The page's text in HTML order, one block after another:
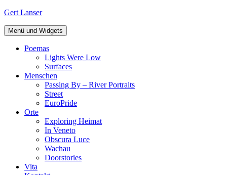
Zum
springen
Gert Lanser
Menü und Widgets
Poemas
Lights Were Low
Surfaces
Menschen
Passing By – River Portraits
Street
EuroPride
Orte
Exploring Heimat
In Veneto
Obscura Luce
Wachau
Doorstories
Vita